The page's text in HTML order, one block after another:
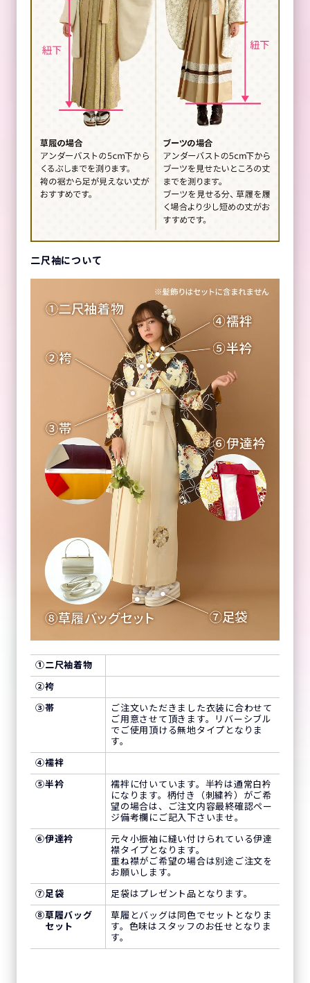
二尺袖について
①二尺袖着物
②袴
③帯
ご注文いただきました衣装に合わせて
ご用意させて頂きます。リバーシブル
でご使用頂ける無地タイプとなりま
す。
④襦袢
⑤半衿
襦袢に付いています。半衿は通常白衿
になります。柄付き（刺繍衿）がご希
望の場合は、ご注文内容最終確認ペー
ジ備考欄にご記入下さいませ。
⑥伊達衿
元々小振袖に縫い付けられている伊達
襟タイプとなります。
重ね襟がご希望の場合は別途ご注文を
お願いします。
⑦足袋 足袋はプレゼント品となります。
⑧草履バッグ
セット
草履とバッグは同色でセットとなりま
す。色味はスタッフのお任せとなりま
す。